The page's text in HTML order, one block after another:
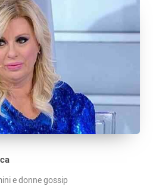
e donne gossip